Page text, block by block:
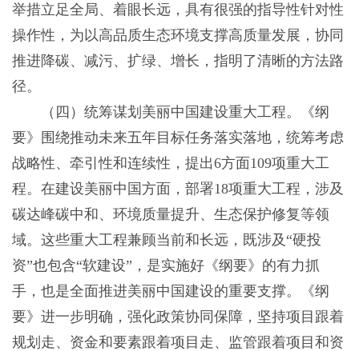
举措立足全局、着眼长远，具有很强的指导性针对性
操作性，为以高品质生态环境支撑高质量发展，协同
推进降碳、减污、扩绿、增长，指明了清晰的方法路
径。
（四）统筹谋划美丽中国建设重大工程。《纲
要》围绕推动未来五年目标任务落实落地，统筹考虑
战略性、牵引性和连续性，提出6方面109项重大工
程。在建设美丽中国方面，部署18项重大工程，涉及
碳达峰碳中和、环境质量提升、生态保护修复等领
域。这些重大工程兼顾当前和长远，既涉及“硬投
资”也包含“软建设”，是实施好《纲要》的有力抓
手，也是全面推进美丽中国建设的重要支撑。《纲
要》进一步明确，强化政策协同保障，坚持项目跟着
规划走、资金和要素跟着项目走、监管跟着项目和资